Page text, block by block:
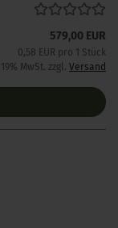
579,00 EUR
0,58 EUR pro 1 Stück
MwSt. zzgl. Versand